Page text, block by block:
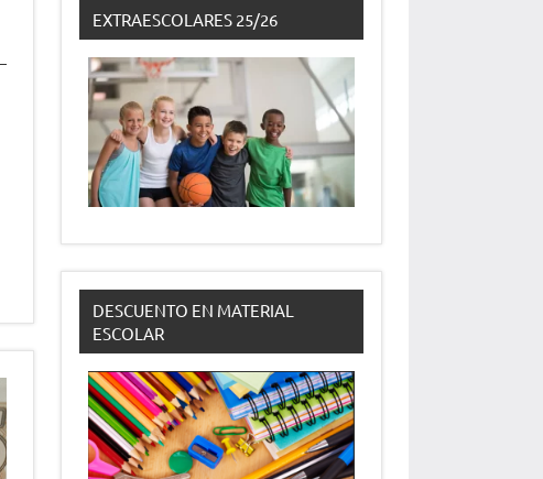
EXTRAESCOLARES 25/26
DESCUENTO EN MATERIAL
ESCOLAR